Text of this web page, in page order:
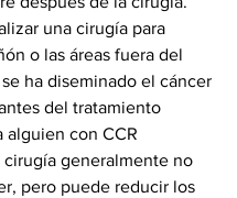
una cirugía para
o las áreas fuera del
ha diseminado el cáncer
del tratamiento
alguien con CCR
cirugía generalmente no
pero puede reducir los